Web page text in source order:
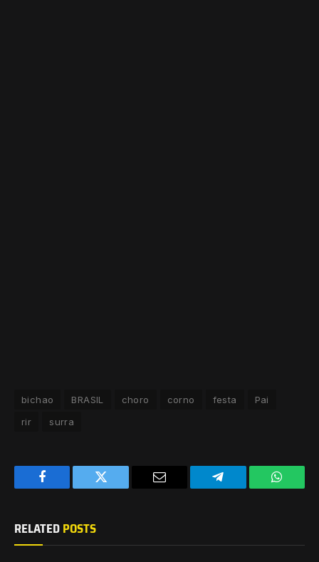
bichao BRASIL choro corno festa
Pai
rir
surra
Facebook Twitter Email Telegram
RELATEDPOSTS